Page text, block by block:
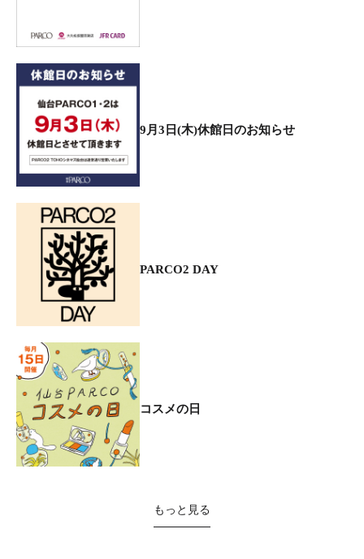
9月3日(木)休館日のお知らせ
PARCO2 DAY
コスメの日
もっと見る